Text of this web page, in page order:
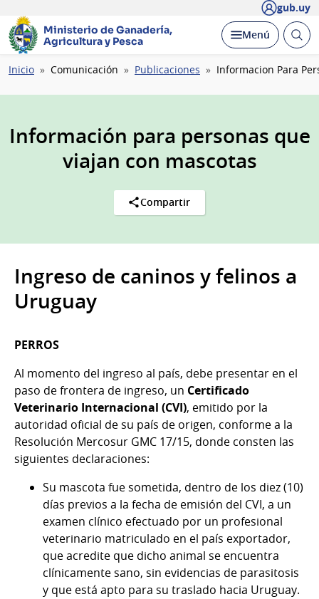
gub.uy
Ministerio de Ganadería,
Agricultura y Pesca
Desplegar
Menú Abrir
Ruta
navegación
Inicio Comunicación Publicaciones Informacion Para
Información para personas que
viajan con mascotas
Compartir
Ingreso de caninos y felinos a
Uruguay
PERROS
Al momento del ingreso al país, debe presentar en el
paso de frontera de ingreso, un Certificado
Veterinario Internacional (CVI), emitido por la
autoridad oficial de su país de origen, conforme a la
Resolución Mercosur GMC 17/15, donde consten las
siguientes declaraciones:
Su mascota fue sometida, dentro de los diez (10)
días previos a la fecha de emisión del CVI, a un
examen clínico efectuado por un profesional
veterinario matriculado en el país exportador,
que acredite que dicho animal se encuentra
clínicamente sano, sin evidencias de parasitosis
y que está apto para su traslado hacia Uruguay.